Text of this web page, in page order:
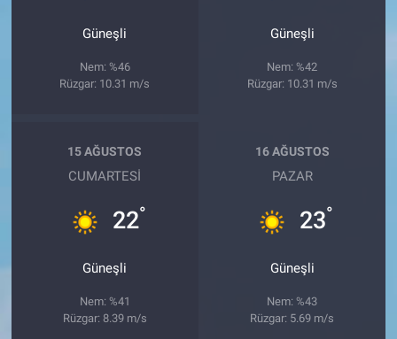
Güneşli
Nem: %46
Rüzgar: 10.31 m/s
Güneşli
Nem: %42
Rüzgar: 10.31 m/s
15 AĞUSTOS
CUMARTESI
22°
Güneşli
Nem: %41
Rüzgar: 8.39 m/s
16 AĞUSTOS
PAZAR
23°
Güneşli
Nem: %43
Rüzgar: 5.69 m/s